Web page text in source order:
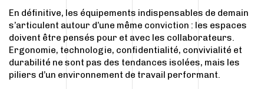
En définitive, les équipements indispensables de demain
s’articulent autour d’une même conviction : les espaces
doivent être pensés pour et avec les collaborateurs.
Ergonomie, technologie, confidentialité, convivialité et
durabilité ne sont pas des tendances isolées, mais les
piliers d’un environnement de travail performant.